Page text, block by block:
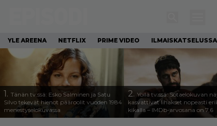
YLE AREENA NETFLIX PRIME VIDEO ILMAISKATSELUSSA
1. Tänän tv:ssä: Esko Salminen ja Satu
Silvo tekevät hienot pääroolit vuoden 1984
menestyselokuvassa
2. Yöllä tv:ssä: Sotaelokuvan
kasvattivat lihakset nopeasti
kikalla – IMDb-arvosana on 7,6